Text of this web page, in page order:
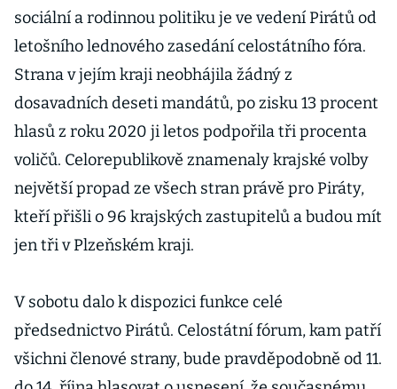
sociální a rodinnou politiku je ve vedení Pirátů od
letošního lednového zasedání celostátního fóra.
Strana v jejím kraji neobhájila žádný z
dosavadních deseti mandátů, po zisku 13 procent
hlasů z roku 2020 ji letos podpořila tři procenta
voličů. Celorepublikově znamenaly krajské volby
největší propad ze všech stran právě pro Piráty,
kteří přišli o 96 krajských zastupitelů a budou mít
jen tři v Plzeňském kraji.
V sobotu dalo k dispozici funkce celé
předsednictvo Pirátů. Celostátní fórum, kam patří
všichni členové strany, bude pravděpodobně od 11.